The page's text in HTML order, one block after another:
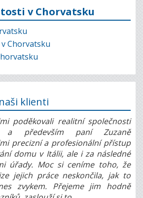
v Chorvatsku
Chorvatsku
klienti
poděkovali realitní společnosti
a především paní Zuzaně
precizní a profesionální přístup
domu v Itálii, ale i za následné
úřady. Moc si ceníme toho, že
jejich práce neskončila, jak to
zvykem. Přejeme jim hodně